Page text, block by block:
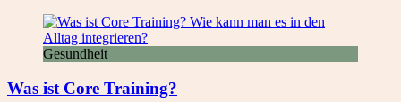
Gesundheit
Was ist Core Training?